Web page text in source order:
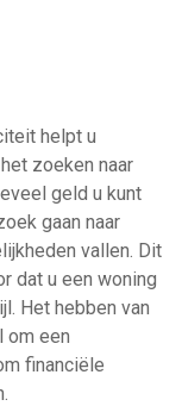
helpt u
zoeken naar
geld u kunt
gaan naar
vallen. Dit
dat u een woning
Het hebben van
om een
financiële